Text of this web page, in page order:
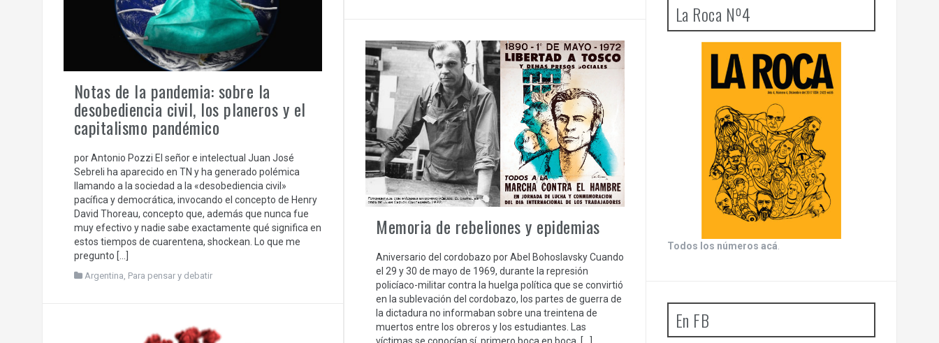
Notas de la pandemia: sobre la
desobediencia civil, los planeros y el
capitalismo pandémico
por Antonio Pozzi El señor e intelectual Juan José
Sebreli ha aparecido en TN y ha generado polémica
llamando a la sociedad a la «desobediencia civil»
pacífica y democrática, invocando el concepto de Henry
David Thoreau, concepto que, además que nunca fue
muy efectivo y nadie sabe exactamente qué significa en
estos tiempos de cuarentena, shockean. Lo que me
pregunto […]
Argentina, Para pensar y debatir
Memoria de rebeliones y epidemias
Aniversario del cordobazo por Abel Bohoslavsky Cuando
el 29 y 30 de mayo de 1969, durante la represión
policíaco-militar contra la huelga política que se convirtió
en la sublevación del cordobazo, los partes de guerra de
la dictadura no informaban sobre una treintena de
muertos entre los obreros y los estudiantes. Las
La Roca Nº4
Todos los números acá.
En FB